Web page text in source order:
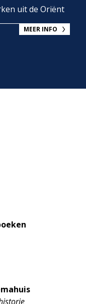
uit de Oriënt
MEER INFO